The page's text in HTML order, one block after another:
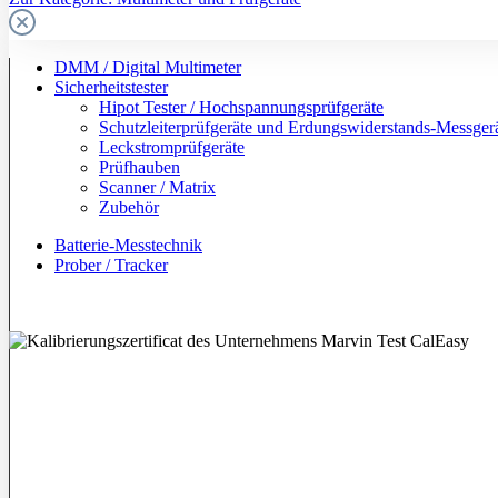
DMM / Digital Multimeter
Sicherheitstester
Hipot Tester / Hochspannungsprüfgeräte
Schutzleiterprüfgeräte und Erdungswiderstands-
Leckstromprüfgeräte
Prüfhauben
Scanner / Matrix
Zubehör
Batterie-Messtechnik
Prober / Tracker